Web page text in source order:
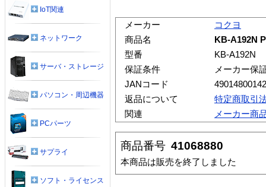
メーカー
コクヨ
商品名
KB-A192N
型番
KB-A192N
保証条件
メーカー保
JANコード
返品について
特定商取引
関連
メーカー商
商品番号 41068880
本商品は販売を終了しました
IoT関連
ネットワーク
サーバ・ストレージ
パソコン・周辺機器
PCパーツ
サプライ
ソフト・ライセンス